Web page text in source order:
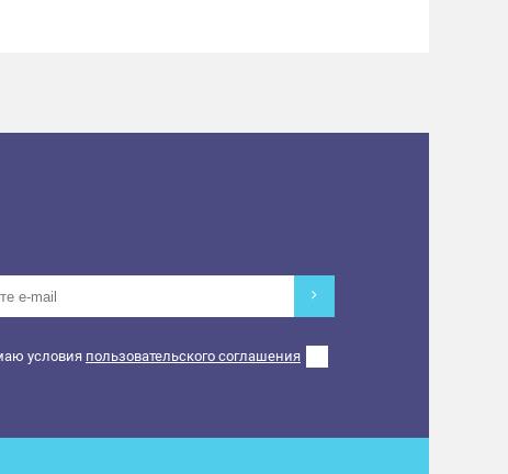
условия пользовательского соглашения